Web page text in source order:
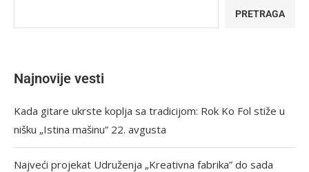
PRETRAGA
Najnovije vesti
Kada gitare ukrste koplja sa tradicijom: Rok Ko Fol stiže u
nišku „Istina mašinu” 22. avgusta
Najveći projekat Udruženja „Kreativna fabrika” do sada